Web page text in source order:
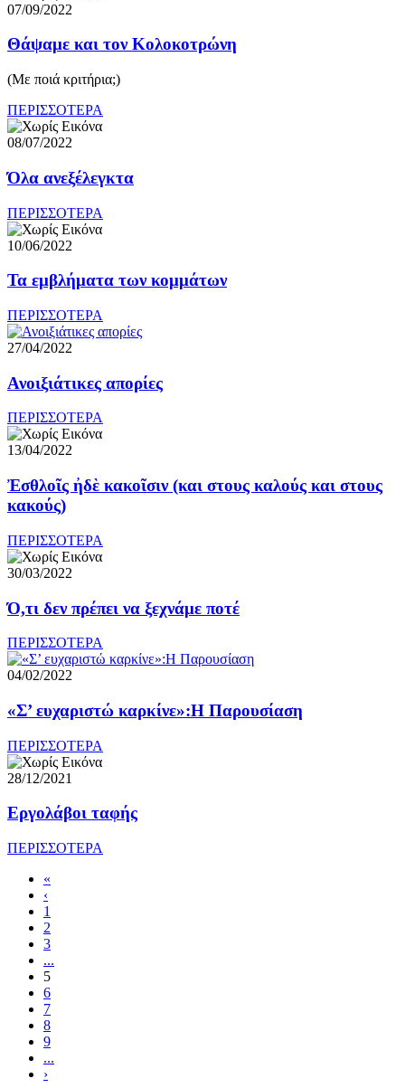
07/09/2022
Θάψαμε και τον Κολοκοτρώνη
(Με ποιά κριτήρια;)
ΠΕΡΙΣΣΟΤΕΡΑ
08/07/2022
Όλα ανεξέλεγκτα
ΠΕΡΙΣΣΟΤΕΡΑ
10/06/2022
Τα εμβλήματα των κομμάτων
ΠΕΡΙΣΣΟΤΕΡΑ
27/04/2022
Ανοιξιάτικες απορίες
ΠΕΡΙΣΣΟΤΕΡΑ
13/04/2022
Ἐσθλοῖς ἠδὲ κακοῖσιν (και στους καλούς και στους
κακούς)
ΠΕΡΙΣΣΟΤΕΡΑ
30/03/2022
Ό,τι δεν πρέπει να ξεχνάμε ποτέ
ΠΕΡΙΣΣΟΤΕΡΑ
04/02/2022
«Σ’ ευχαριστώ καρκίνε»:Η Παρουσίαση
ΠΕΡΙΣΣΟΤΕΡΑ
28/12/2021
Εργολάβοι ταφής
ΠΕΡΙΣΣΟΤΕΡΑ
«
‹
1
2
3
...
5
6
7
8
9
...
›